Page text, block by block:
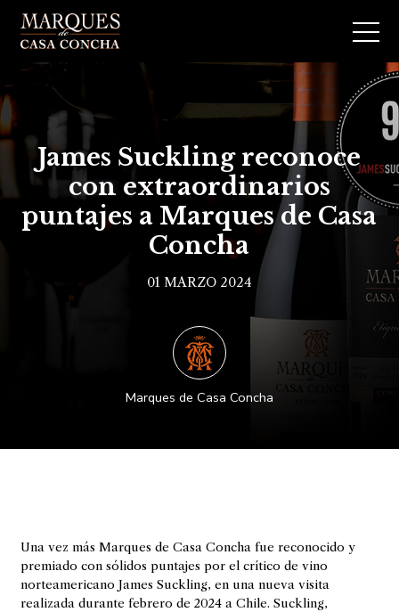
James Suckling reconoce
con extraordinarios
puntajes a Marques de Casa
Concha
01 MARZO 2024
Marques de Casa Concha
Una vez más Marques de Casa Concha fue reconocido y
premiado con sólidos puntajes por el crítico de vino
norteamericano James Suckling, en una nueva visita
realizada durante febrero de 2024 a Chile. Suckling,